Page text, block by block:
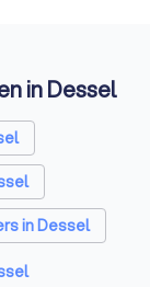
in Dessel
in Dessel